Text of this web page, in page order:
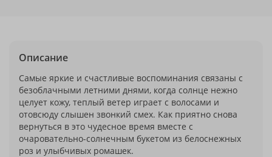
Описание
Самые яркие и счастливые воспоминания связаны с
безоблачными летними днями, когда солнце нежно
целует кожу, теплый ветер играет с волосами и
отовсюду слышен звонкий смех. Как приятно снова
вернуться в это чудесное время вместе с
очаровательно-солнечным букетом из белоснежных
роз и улыбчивых ромашек.